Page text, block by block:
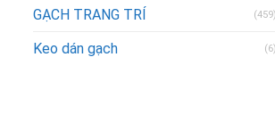
GẠCH TRANG TRÍ (459)
Keo dán gạch (6)